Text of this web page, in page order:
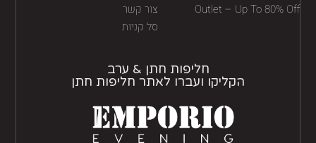
Outlet – Up To 80%
צור קשר
סל קניות
חליפות חתן & ערב
הקליקו ועברו לאתר חליפות חתן